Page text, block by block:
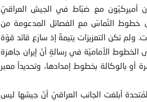
أميركيّون مع ضبّاط في الجيش العراقيّ
خطوط التّماسّ مع الفصائل المدعومة من
تكن التعزيزات يتيمةً إذ سارَع قائد قوّة
الأماميّة في رسالةٍ أنّ إيران جاهزة
بالوكالة بخطوط إمدادها، وتحديداً معبر
أبلغت الجانب العراقيّ أنّ جيشها ليس